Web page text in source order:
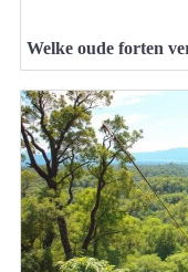
Welke oude forten